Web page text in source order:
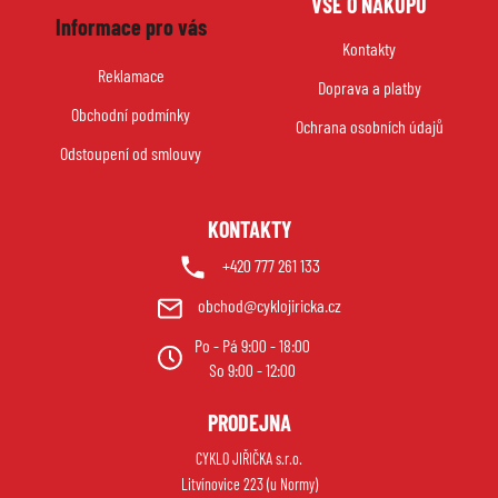
s
u
Informace pro vás
Reklamace
Obchodní podmínky
Odstoupení od smlouvy
Kontakty
Doprava a platby
Ochrana osobních údajů
KONTAKTY
+420 777 261 133
obchod@cyklojiricka.cz
Po - Pá 9:00 - 18:00
So 9:00 - 12:00
PRODEJNA
CYKLO JIŘIČKA s.r.o.
Litvínovice 223 (u Normy)